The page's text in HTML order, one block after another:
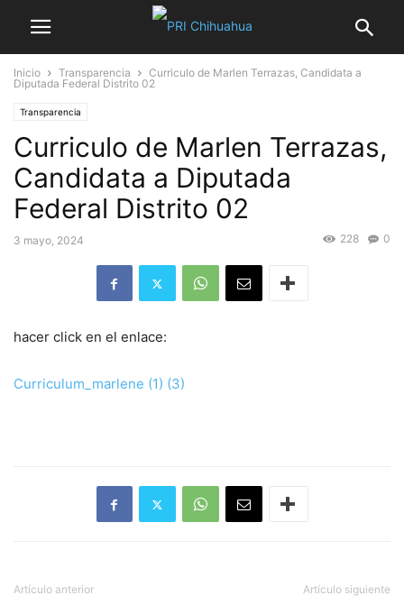
Inicio Transparencia
Curriculo de Marlen Terrazas, Candidata a
Diputada Federal Distrito 02
Transparencia
Curriculo de Marlen Terrazas,
Candidata a Diputada
Federal Distrito 02
3 mayo, 2024 0
228
hacer click en el enlace:
Curriculum_marlene (1) (3)
Artículo anterior Artículo siguiente